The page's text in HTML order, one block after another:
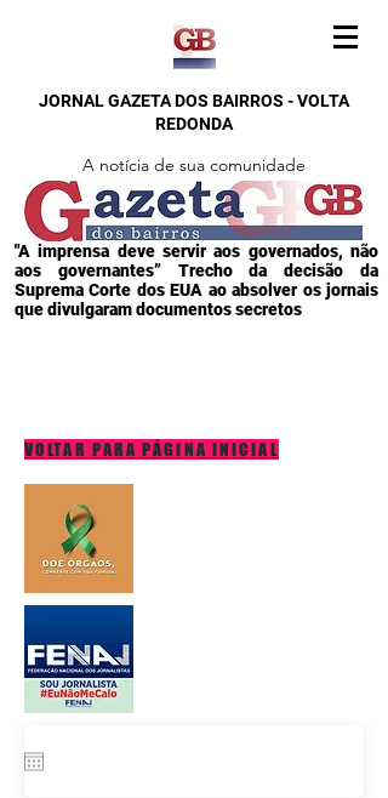
JORNAL GAZETA DOS BAIRROS - VOLTA
REDONDA
A notícia de sua comunidade
"A imprensa deve servir aos governados, não
aos governantes” Trecho da decisão da
Suprema Corte dos EUA ao absolver os jornais
que divulgaram documentos secretos
VOLTAR PARA PÁGINA INICIAL